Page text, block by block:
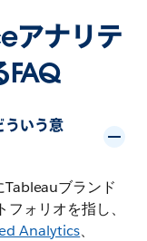
アナリテ
FAQ
いう意
ブランド
ォリオを指し、
Analytics、